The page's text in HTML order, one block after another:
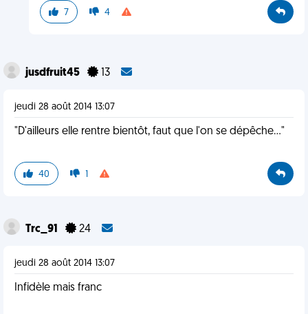
7 4
jusdfruit45 13
jeudi 28 août 2014 13:07
"D'ailleurs elle rentre bientôt, faut que l'on se dépêche..."
40 1
Trc_91 24
jeudi 28 août 2014 13:07
Infidèle mais franc